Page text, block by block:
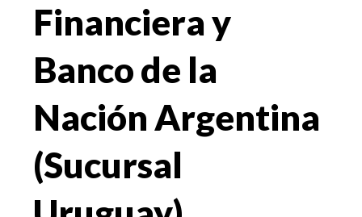
Financiera y
Banco de la
Nación Argentina
(Sucursal